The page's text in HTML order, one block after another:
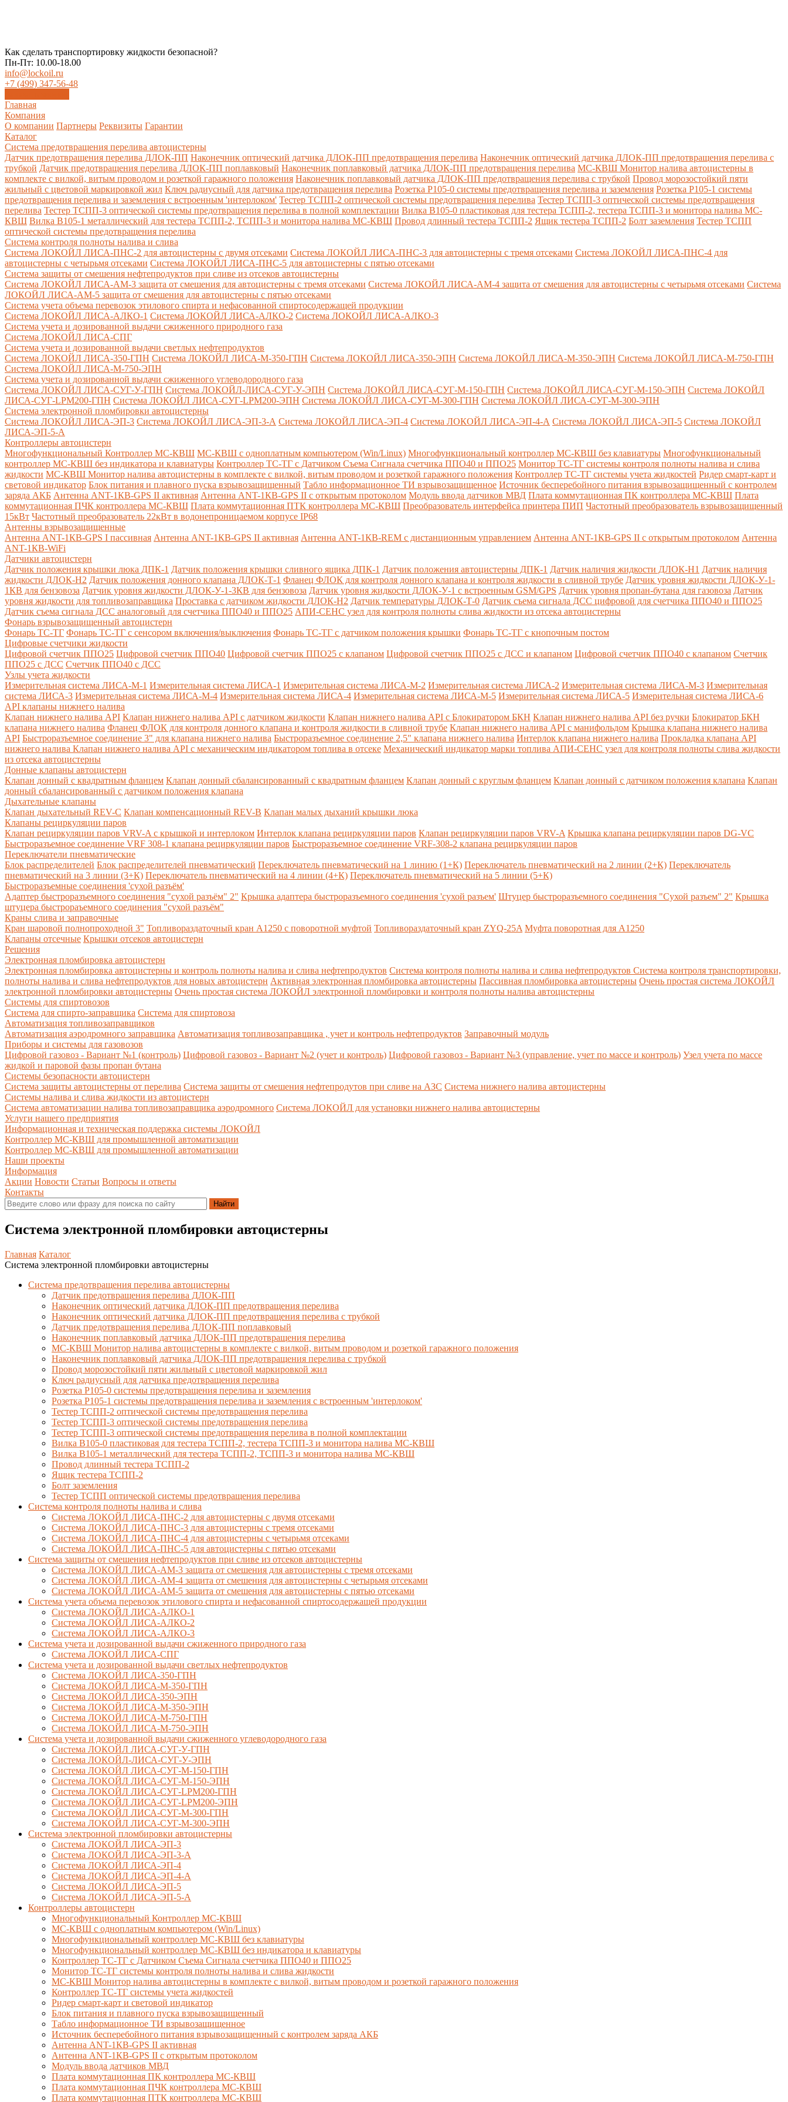
Как сделать транспортировку жидкости безопасной?
Пн-Пт: 10.00-18.00
info@lockoil.ru
+7 (499) 347-56-48
Главная
Компания
О компании Партнеры Реквизиты Гарантии
Каталог
Система предотвращения перелива автоцистерны
Датчик предотвращения перелива ДЛОК-ПП Наконечник оптический датчика ДЛОК-ПП предотвращения перелива Наконечник оптический датчика ДЛОК-ПП предотвращения перелива с
трубкой Датчик предотвращения перелива ДЛОК-ПП поплавковый Наконечник поплавковый датчика ДЛОК-ПП предотвращения перелива МС-КВШ Монитор налива автоцистерны в
комплекте с вилкой, витым проводом и розеткой гаражного положения Наконечник поплавковый датчика ДЛОК-ПП предотвращения перелива с трубкой Провод морозостойкий пяти
жильный с цветовой маркировкой жил Ключ радиусный для датчика предотвращения перелива Розетка Р105-0 системы предотвращения перелива и заземления Розетка Р105-1 системы
предотвращения перелива и заземления с встроенным 'интерлоком' Тестер ТСПП-2 оптической системы предотвращения перелива Тестер ТСПП-3 оптической системы предотвращения
перелива Тестер ТСПП-3 оптической системы предотвращения перелива в полной комплектации Вилка В105-0 пластиковая для тестера ТСПП-2, тестера ТСПП-3 и монитора налива МС-
КВШ Вилка В105-1 металлический для тестера ТСПП-2, ТСПП-3 и монитора налива МС-КВШ Провод длинный тестера ТСПП-2 Ящик тестера ТСПП-2 Болт заземления Тестер ТСПП
оптической системы предотвращения перелива
Cистема контроля полноты налива и слива
Система ЛОКОЙЛ ЛИСА-ПНС-2 для автоцистерны с двумя отсеками Система ЛОКОЙЛ ЛИСА-ПНС-3 для автоцистерны с тремя отсеками Система ЛОКОЙЛ ЛИСА-ПНС-4 для
автоцистерны с четырьмя отсеками Система ЛОКОЙЛ ЛИСА-ПНС-5 для автоцистерны с пятью отсеками
Система защиты от смешения нефтепродуктов при сливе из отсеков автоцистерны
Система ЛОКОЙЛ ЛИСА-AM-3 защита от смешения для автоцистерны с тремя отсеками Система ЛОКОЙЛ ЛИСА-AM-4 защита от смешения для автоцистерны с четырьмя отсеками Система
ЛОКОЙЛ ЛИСА-AM-5 защита от смешения для автоцистерны с пятью отсеками
Система учета объема перевозок этилового спирта и нефасованной спиртосодержащей продукции
Система ЛОКОЙЛ ЛИСА-AЛКО-1 Система ЛОКОЙЛ ЛИСА-АЛКО-2 Система ЛОКОЙЛ ЛИСА-АЛКО-3
Система учета и дозированной выдачи сжиженного природного газа
Система ЛОКОЙЛ ЛИСА-СПГ
Система учета и дозированной выдачи светлых нефтепродуктов
Система ЛОКОЙЛ ЛИСА-350-ГПН Система ЛОКОЙЛ ЛИСА-М-350-ГПН Система ЛОКОЙЛ ЛИСА-350-ЭПН Система ЛОКОЙЛ ЛИСА-М-350-ЭПН Система ЛОКОЙЛ ЛИСА-М-750-ГПН
Система ЛОКОЙЛ ЛИСА-М-750-ЭПН
Система учета и дозированной выдачи сжиженного углеводородного газа
Система ЛОКОЙЛ ЛИСА-СУГ-У-ГПН Система ЛОКОЙЛ-ЛИСА-СУГ-У-ЭПН Система ЛОКОЙЛ ЛИСА-СУГ-М-150-ГПН Система ЛОКОЙЛ ЛИСА-СУГ-М-150-ЭПН Система ЛОКОЙЛ
ЛИСА-СУГ-LPM200-ГПН Система ЛОКОЙЛ ЛИСА-СУГ-LPM200-ЭПН Система ЛОКОЙЛ ЛИСА-СУГ-М-300-ГПН Система ЛОКОЙЛ ЛИСА-СУГ-М-300-ЭПН
Система электронной пломбировки автоцистерны
Система ЛОКОЙЛ ЛИСА-ЭП-3 Система ЛОКОЙЛ ЛИСА-ЭП-3-А Система ЛОКОЙЛ ЛИСА-ЭП-4 Система ЛОКОЙЛ ЛИСА-ЭП-4-А Система ЛОКОЙЛ ЛИСА-ЭП-5 Система ЛОКОЙЛ
ЛИСА-ЭП-5-А
Контроллеры автоцистерн
Многофункциональный Контроллер МС-КВШ МС-КВШ с одноплатным компьютером (Win/Linux) Многофункциональный контроллер МС-КВШ без клавиатуры Многофункциональный
контроллер МС-КВШ без индикатора и клавиатуры Контроллер ТС-ТГ с Датчиком Съема Сигнала счетчика ППО40 и ППО25 Монитор ТС-ТГ системы контроля полноты налива и слива
жидкости МС-КВШ Монитор налива автоцистерны в комплекте с вилкой, витым проводом и розеткой гаражного положения Контроллер ТС-ТГ системы учета жидкостей Ридер смарт-карт и
световой индикатор Блок питания и плавного пуска взрывозащищенный Табло информационное ТИ взрывозащищенное Источник бесперебойного питания взрывозащищенный с контролем
заряда АКБ Антенна ANT-1КВ-GPS II активная Антенна ANT-1КВ-GPS II с открытым протоколом Модуль ввода датчиков МВД Плата коммутационная ПК контроллера МС-КВШ Плата
коммутационная ПЧК контроллера МС-КВШ Плата коммутационная ПТК контроллера МС-КВШ Преобразователь интерфейса принтера ПИП Частотный преобразователь взрывозащищенный
15кВт Частотный преобразователь 22кВт в водонепроницаемом корпусе IP68
Антенны взрывозащищенные
Антенна ANT-1КВ-GPS I пассивная Антенна ANT-1КВ-GPS II активная Антенна ANT-1КВ-REM c дистанционным управлением Антенна ANT-1КВ-GPS II с открытым протоколом Антенна
ANT-1КВ-WiFi
Датчики автоцистерн
Датчик положения крышки люка ДПК-1 Датчик положения крышки сливного ящика ДПК-1 Датчик положения автоцистерны ДПК-1 Датчик наличия жидкости ДЛОК-Н1 Датчик наличия
жидкости ДЛОК-Н2 Датчик положения донного клапана ДЛОК-Т-1 Фланец ФЛОК для контроля донного клапана и контроля жидкости в сливной трубе Датчик уровня жидкости ДЛОК-У-1-
1КВ для бензовоза Датчик уровня жидкости ДЛОК-У-1-3КВ для бензовоза Датчик уровня жидкости ДЛОК-У-1 с встроенным GSM/GPS Датчик уровня пропан-бутана для газовоза Датчик
уровня жидкости для топливозаправщика Проставка с датчиком жидкости ДЛОК-Н2 Датчик температуры ДЛОК-Т-0 Датчик съема сигнала ДСС цифровой для счетчика ППО40 и ППО25
Датчик съема сигнала ДСС аналоговый для счетчика ППО40 и ППО25 АПИ-СЕНС узел для контроля полноты слива жидкости из отсека автоцистерны
Фонарь взрывозащищенный автоцистерн
Фонарь ТС-ТГ Фонарь ТС-ТГ с сенсором включения/выключения Фонарь ТС-ТГ с датчиком положения крышки Фонарь ТС-ТГ с кнопочным постом
Цифровые счетчики жидкости
Цифровой счетчик ППО25 Цифровой счетчик ППО40 Цифровой счетчик ППО25 с клапаном Цифровой счетчик ППО25 с ДСС и клапаном Цифровой счетчик ППО40 с клапаном Счетчик
ППО25 с ДСС Счетчик ППО40 с ДСС
Узлы учета жидкости
Измерительная система ЛИСА-М-1 Измерительная система ЛИСА-1 Измерительная система ЛИСА-М-2 Измерительная система ЛИСА-2 Измерительная система ЛИСА-М-3 Измерительная
система ЛИСА-3 Измерительная система ЛИСА-М-4 Измерительная система ЛИСА-4 Измерительная система ЛИСА-М-5 Измерительная система ЛИСА-5 Измерительная система ЛИСА-6
API клапаны нижнего налива
Клапан нижнего налива API Клапан нижнего налива API с датчиком жидкости Клапан нижнего налива API с Блокиратором БКН Клапан нижнего налива API без ручки Блокиратор БКН
клапана нижнего налива Фланец ФЛОК для контроля донного клапана и контроля жидкости в сливной трубе Клапан нижнего налива API с манифольдом Крышка клапана нижнего налива
API Быстроразъемное соединение 3" для клапана нижнего налива Быстроразъемное соединение 2,5" клапана нижнего налива Интерлок клапана нижнего налива Прокладка клапана API
нижнего налива Клапан нижнего налива API с механическим индикатором топлива в отсеке Механический индикатор марки топлива АПИ-СЕНС узел для контроля полноты слива жидкости
из отсека автоцистерны
Донные клапаны автоцистерн
Клапан донный с квадратным фланцем Клапан донный сбалансированный с квадратным фланцем Клапан донный с круглым фланцем Клапан донный с датчиком положения клапана Клапан
донный сбалансированный с датчиком положения клапана
Дыхательные клапаны
Клапан дыхательный REV-C Клапан компенсационный REV-B Клапан малых дыханий крышки люка
Клапаны рециркуляции паров
Клапан рециркуляции паров VRV-A с крышкой и интерлоком Интерлок клапана рециркуляции паров Клапан рециркуляции паров VRV-A Крышка клапана рециркуляции паров DG-VC
Быстроразъемное соединение VRF 308-1 клапана рециркуляции паров Быстроразъемное соединение VRF-308-2 клапана рециркуляции паров
Переключатели пневматические
Блок распределителей Блок распределителей пневматический Переключатель пневматический на 1 линию (1+К) Переключатель пневматический на 2 линии (2+К) Переключатель
пневматический на 3 линии (3+К) Переключатель пневматический на 4 линии (4+К) Переключатель пневматический на 5 линии (5+К)
Быстроразъемные соединения 'сухой разъём'
Адаптер быстроразъемного соединения "сухой разъём" 2" Крышка адаптера быстроразъемного соединения 'сухой разъем' Штуцер быстроразъемного соединения "Сухой разъем" 2" Крышка
штуцера быстрораъемного соединения "сухой разъём"
Краны слива и заправочные
Кран шаровой полнопроходной 3" Топливораздаточный кран A1250 с поворотной муфтой Топливораздаточный кран ZYQ-25A Муфта поворотная для А1250
Клапаны отсечные Крышки отсеков автоцистерн
Решения
Электронная пломбировка автоцистерн
Электронная пломбировка автоцистерны и контроль полноты налива и слива нефтепродуктов Система контроля полноты налива и слива нефтепродуктов Система контроля транспортировки,
полноты налива и слива нефтепродуктов для новых автоцистерн Активная электронная пломбировка автоцистерны Пассивная пломбировка автоцистерны Очень простая система ЛОКОЙЛ
электронной пломбировки автоцистерны Очень простая система ЛОКОЙЛ электронной пломбировки и контроля полноты налива автоцистерны
Системы для спиртовозов
Система для спирто-заправщика Система для спиртовоза
Автоматизация топливозаправщиков
Автоматизация аэродромного заправщика Автоматизация топливозаправщика , учет и контроль нефтепродуктов Заправочный модуль
Приборы и системы для газовозов
Цифровой газовоз - Вариант №1 (контроль) Цифровой газовоз - Вариант №2 (учет и контроль) Цифровой газовоз - Вариант №3 (управление, учет по массе и контроль) Узел учета по массе
жидкой и паровой фазы пропан бутана
Системы безопасности автоцистерн
Система защиты автоцистерны от перелива Система защиты от смешения нефтепродутов при сливе на АЗС Система нижнего налива автоцистерны
Системы налива и слива жидкости из автоцистерн
Система автоматизации налива топливозаправщика аэродромного Система ЛОКОЙЛ для установки нижнего налива автоцистерны
Услуги нашего предприятия
Информационная и техническая поддержка системы ЛОКОЙЛ
Контроллер МС-КВШ для промышленной автоматизации
Контроллер МС-КВШ для промышленной автоматизации
Наши проекты
Информация
Акции Новости Статьи Вопросы и ответы
Контакты
Система электронной пломбировки автоцистерны
Главная Каталог
Система электронной пломбировки автоцистерны
Система предотвращения перелива автоцистерны
Датчик предотвращения перелива ДЛОК-ПП
Наконечник оптический датчика ДЛОК-ПП предотвращения перелива
Наконечник оптический датчика ДЛОК-ПП предотвращения перелива с трубкой
Датчик предотвращения перелива ДЛОК-ПП поплавковый
Наконечник поплавковый датчика ДЛОК-ПП предотвращения перелива
МС-КВШ Монитор налива автоцистерны в комплекте с вилкой, витым проводом и розеткой гаражного положения
Наконечник поплавковый датчика ДЛОК-ПП предотвращения перелива с трубкой
Провод морозостойкий пяти жильный с цветовой маркировкой жил
Ключ радиусный для датчика предотвращения перелива
Розетка Р105-0 системы предотвращения перелива и заземления
Розетка Р105-1 системы предотвращения перелива и заземления с встроенным 'интерлоком'
Тестер ТСПП-2 оптической системы предотвращения перелива
Тестер ТСПП-3 оптической системы предотвращения перелива
Тестер ТСПП-3 оптической системы предотвращения перелива в полной комплектации
Вилка В105-0 пластиковая для тестера ТСПП-2, тестера ТСПП-3 и монитора налива МС-КВШ
Вилка В105-1 металлический для тестера ТСПП-2, ТСПП-3 и монитора налива МС-КВШ
Провод длинный тестера ТСПП-2
Ящик тестера ТСПП-2
Болт заземления
Тестер ТСПП оптической системы предотвращения перелива
Cистема контроля полноты налива и слива
Система ЛОКОЙЛ ЛИСА-ПНС-2 для автоцистерны с двумя отсеками
Система ЛОКОЙЛ ЛИСА-ПНС-3 для автоцистерны с тремя отсеками
Система ЛОКОЙЛ ЛИСА-ПНС-4 для автоцистерны с четырьмя отсеками
Система ЛОКОЙЛ ЛИСА-ПНС-5 для автоцистерны с пятью отсеками
Система защиты от смешения нефтепродуктов при сливе из отсеков автоцистерны
Система ЛОКОЙЛ ЛИСА-AM-3 защита от смешения для автоцистерны с тремя отсеками
Система ЛОКОЙЛ ЛИСА-AM-4 защита от смешения для автоцистерны с четырьмя отсеками
Система ЛОКОЙЛ ЛИСА-AM-5 защита от смешения для автоцистерны с пятью отсеками
Система учета объема перевозок этилового спирта и нефасованной спиртосодержащей продукции
Система ЛОКОЙЛ ЛИСА-AЛКО-1
Система ЛОКОЙЛ ЛИСА-АЛКО-2
Система ЛОКОЙЛ ЛИСА-АЛКО-3
Система учета и дозированной выдачи сжиженного природного газа
Система ЛОКОЙЛ ЛИСА-СПГ
Система учета и дозированной выдачи светлых нефтепродуктов
Система ЛОКОЙЛ ЛИСА-350-ГПН
Система ЛОКОЙЛ ЛИСА-М-350-ГПН
Система ЛОКОЙЛ ЛИСА-350-ЭПН
Система ЛОКОЙЛ ЛИСА-М-350-ЭПН
Система ЛОКОЙЛ ЛИСА-М-750-ГПН
Система ЛОКОЙЛ ЛИСА-М-750-ЭПН
Система учета и дозированной выдачи сжиженного углеводородного газа
Система ЛОКОЙЛ ЛИСА-СУГ-У-ГПН
Система ЛОКОЙЛ-ЛИСА-СУГ-У-ЭПН
Система ЛОКОЙЛ ЛИСА-СУГ-М-150-ГПН
Система ЛОКОЙЛ ЛИСА-СУГ-М-150-ЭПН
Система ЛОКОЙЛ ЛИСА-СУГ-LPM200-ГПН
Система ЛОКОЙЛ ЛИСА-СУГ-LPM200-ЭПН
Система ЛОКОЙЛ ЛИСА-СУГ-М-300-ГПН
Система ЛОКОЙЛ ЛИСА-СУГ-М-300-ЭПН
Система электронной пломбировки автоцистерны
Система ЛОКОЙЛ ЛИСА-ЭП-3
Система ЛОКОЙЛ ЛИСА-ЭП-3-А
Система ЛОКОЙЛ ЛИСА-ЭП-4
Система ЛОКОЙЛ ЛИСА-ЭП-4-А
Система ЛОКОЙЛ ЛИСА-ЭП-5
Система ЛОКОЙЛ ЛИСА-ЭП-5-А
Контроллеры автоцистерн
Многофункциональный Контроллер МС-КВШ
МС-КВШ с одноплатным компьютером (Win/Linux)
Многофункциональный контроллер МС-КВШ без клавиатуры
Многофункциональный контроллер МС-КВШ без индикатора и клавиатуры
Контроллер ТС-ТГ с Датчиком Съема Сигнала счетчика ППО40 и ППО25
Монитор ТС-ТГ системы контроля полноты налива и слива жидкости
МС-КВШ Монитор налива автоцистерны в комплекте с вилкой, витым проводом и розеткой гаражного положения
Контроллер ТС-ТГ системы учета жидкостей
Ридер смарт-карт и световой индикатор
Блок питания и плавного пуска взрывозащищенный
Табло информационное ТИ взрывозащищенное
Источник бесперебойного питания взрывозащищенный с контролем заряда АКБ
Антенна ANT-1КВ-GPS II активная
Антенна ANT-1КВ-GPS II с открытым протоколом
Модуль ввода датчиков МВД
Плата коммутационная ПК контроллера МС-КВШ
Плата коммутационная ПЧК контроллера МС-КВШ
Плата коммутационная ПТК контроллера МС-КВШ